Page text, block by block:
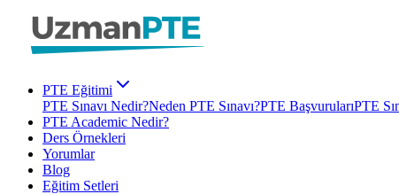
PTE Eğitimi
PTE Sınavı Nedir?Neden PTE Sınavı?PTE BaşvurularıPTE
PTE Academic Nedir?
Ders Örnekleri
Yorumlar
Blog
Eğitim Setleri